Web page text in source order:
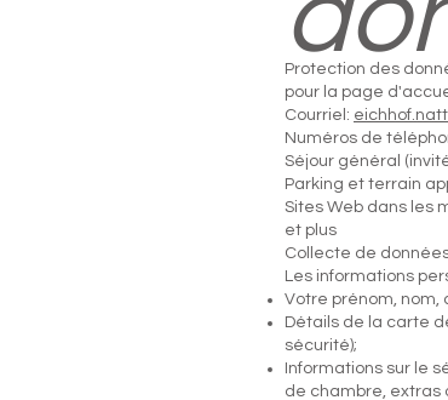
Protection des
pour la page
Courriel:
Numéros de
Séjour général
Parking et terrain
Sites Web dans les
et plus
Collecte de
Les informations
Votre prénom,
Détails de la carte
sécurité);
Informations sur le
de chambre, extras